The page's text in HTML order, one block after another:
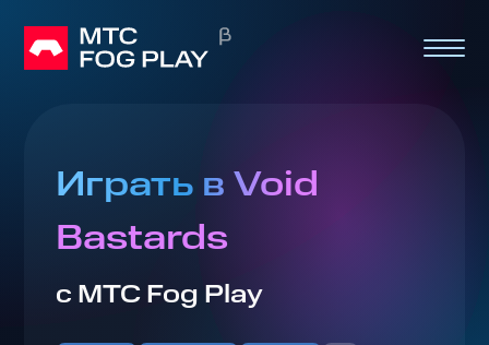
Играть в Void
Bastards
с МТС Fog Play